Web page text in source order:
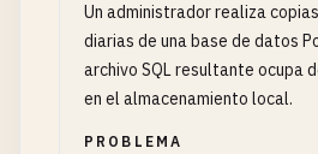
Un administrador realiza
diarias de una base de datos
archivo SQL resultante ocupa
en el almacenamiento local.
PROBLEMA